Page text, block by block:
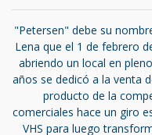
"Petersen" debe su
Lena que el 1 de febrero
abriendo un local en
años se dedicó a la venta
producto de la
comerciales hace un giro
VHS para luego